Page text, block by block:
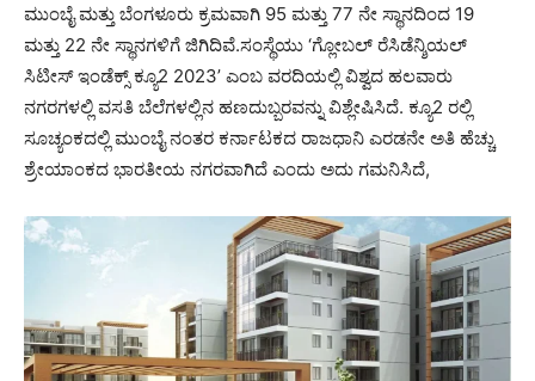
ಮುಂಬೈ ಮತ್ತು ಬೆಂಗಳೂರು ಕ್ರಮವಾಗಿ 95 ಮತ್ತು 77 ನೇ ಸ್ಥಾನದಿಂದ 19
ಮತ್ತು 22 ನೇ ಸ್ಥಾನಗಳಿಗೆ ಜಿಗಿದಿವೆ.ಸಂಸ್ಥೆಯು ‘ಗ್ಲೋಬಲ್ ರೆಸಿಡೆನ್ಶಿಯಲ್
ಸಿಟೀಸ್ ಇಂಡೆಕ್ಸ್ ಕ್ಯೂ2 2023’ ಎಂಬ ವರದಿಯಲ್ಲಿ ವಿಶ್ವದ ಹಲವಾರು
ನಗರಗಳಲ್ಲಿ ವಸತಿ ಬೆಲೆಗಳಲ್ಲಿನ ಹಣದುಬ್ಬರವನ್ನು ವಿಶ್ಲೇಷಿಸಿದೆ. ಕ್ಯೂ2 ರಲ್ಲಿ
ಸೂಚ್ಯಂಕದಲ್ಲಿ ಮುಂಬೈ ನಂತರ ಕರ್ನಾಟಕದ ರಾಜಧಾನಿ ಎರಡನೇ ಅತಿ ಹೆಚ್ಚು
ಶ್ರೇಯಾಂಕದ ಭಾರತೀಯ ನಗರವಾಗಿದೆ ಎಂದು ಅದು ಗಮನಿಸಿದೆ,